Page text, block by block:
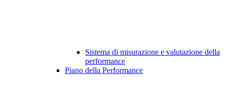
Sistema di misurazione e valutazione della
performance
Piano della Performance